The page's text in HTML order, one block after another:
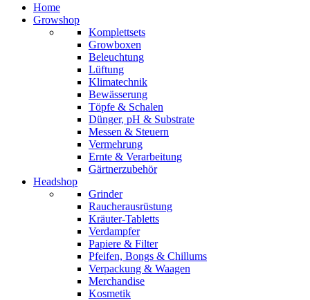
Home
Growshop
Komplettsets
Growboxen
Beleuchtung
Lüftung
Klimatechnik
Bewässerung
Töpfe & Schalen
Dünger, pH & Substrate
Messen & Steuern
Vermehrung
Ernte & Verarbeitung
Gärtnerzubehör
Headshop
Grinder
Raucherausrüstung
Kräuter-Tabletts
Verdampfer
Papiere & Filter
Pfeifen, Bongs & Chillums
Verpackung & Waagen
Merchandise
Kosmetik